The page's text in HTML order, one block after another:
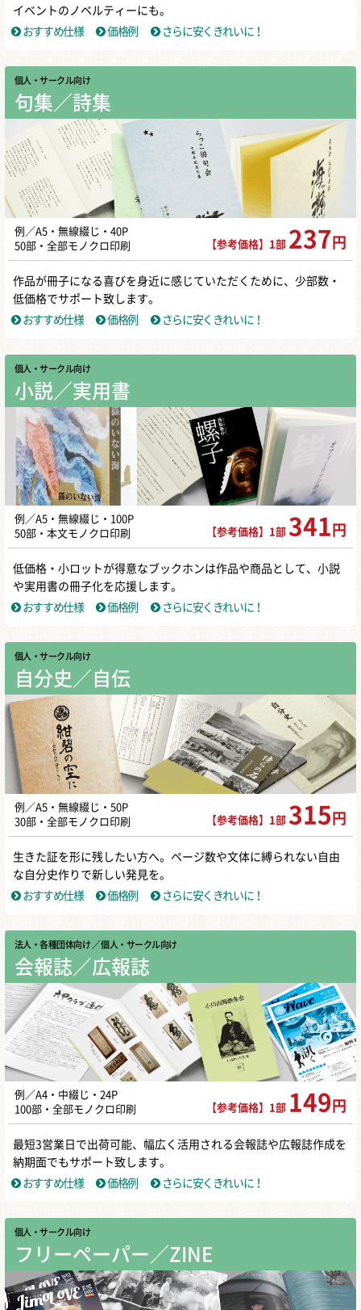
イベントのノベルティーにも。
おすすめ仕様
価格例 さらに安くきれいに！
個人・サークル向け
句集／詩集
例／A5・無線綴じ・40P
50部・全部モノクロ印刷
【参考価格】1部 237 円
作品が冊子になる喜びを身近に感じていただくために、少部数・
低価格でサポート致します。
おすすめ仕様
価格例 さらに安くきれいに！
個人・サークル向け
小説／実用書
例／A5・無線綴じ・100P
50部・本文モノクロ印刷
【参考価格】1部 341 円
低価格・小ロットが得意なブックホンは作品や商品として、小説
や実用書の冊子化を応援します。
おすすめ仕様
価格例 さらに安くきれいに！
個人・サークル向け
自分史／自伝
例／A5・無線綴じ・50P
30部・全部モノクロ印刷
【参考価格】1部 315 円
生きた証を形に残したい方へ。ページ数や文体に縛られない自由
な自分史作りで新しい発見を。
おすすめ仕様
価格例 さらに安くきれいに！
法人・各種団体向け ／ 個人・サークル向け
会報誌／広報誌
例／A4・中綴じ・24P
100部・全部モノクロ印刷
【参考価格】1部 149 円
最短3営業日で出荷可能、幅広く活用される会報誌や広報誌作成を
納期面でもサポート致します。
おすすめ仕様
価格例 さらに安くきれいに！
個人・サークル向け
フリーペーパー／ZINE